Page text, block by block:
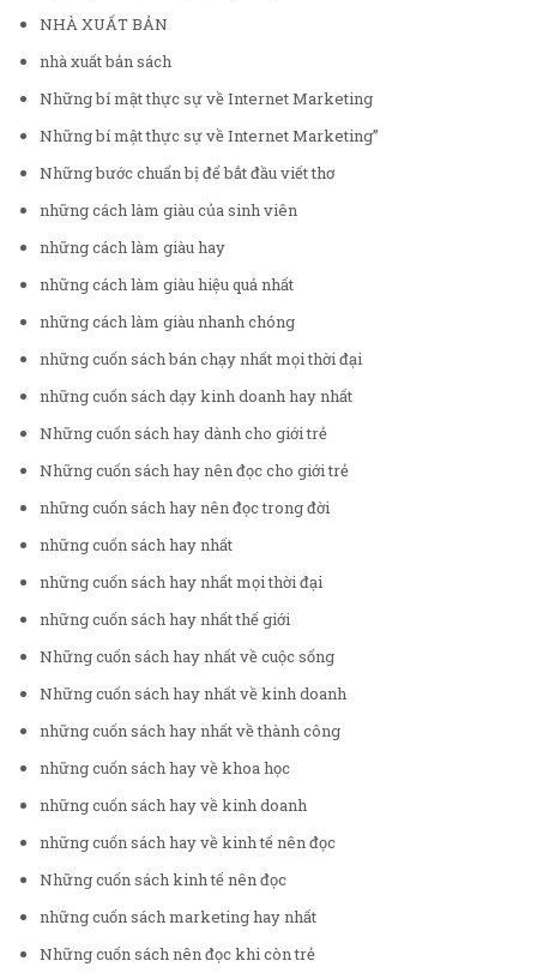
NHÀ XUẤT BẢN
nhà xuất bản sách
Những bí mật thực sự về Internet Marketing
Những bí mật thực sự về Internet Marketing”
Những bước chuẩn bị để bắt đầu viết thơ
những cách làm giàu của sinh viên
những cách làm giàu hay
những cách làm giàu hiệu quả nhất
những cách làm giàu nhanh chóng
những cuốn sách bán chạy nhất mọi thời đại
những cuốn sách dạy kinh doanh hay nhất
Những cuốn sách hay dành cho giới trẻ
Những cuốn sách hay nên đọc cho giới trẻ
những cuốn sách hay nên đọc trong đời
những cuốn sách hay nhất
những cuốn sách hay nhất mọi thời đại
những cuốn sách hay nhất thế giới
Những cuốn sách hay nhất về cuộc sống
Những cuốn sách hay nhất về kinh doanh
những cuốn sách hay nhất về thành công
những cuốn sách hay về khoa học
những cuốn sách hay về kinh doanh
những cuốn sách hay về kinh tế nên đọc
Những cuốn sách kinh tế nên đọc
những cuốn sách marketing hay nhất
Những cuốn sách nên đọc khi còn trẻ